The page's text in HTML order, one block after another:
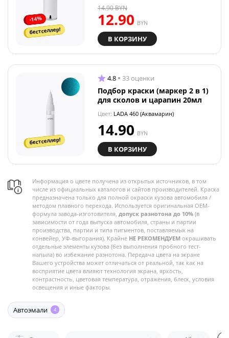
-14%
бестселлер!
12.90 BYN
14.90BYN
В КОРЗИНУ
бестселлер!
4.8 33 оценки
Подбор краски (маркер 2 в 1)
для сколов и царапин 20мл
Цвет: LADA 460 (Аквамарин)
14.90 BYN
В КОРЗИНУ
Информация о цвете получена из открытых источников, в том
числе из официальных каталогов и сайтов производителей. Краска
предназначена только для полной окраски кузова автомобиля /
методом плавного перехода. Используется оригинальная OEM-
формула завода-изготовителя, допуск разнотона до 10% (в
зависимости от года выпуска автомобиля, страны и партии
производства, партии и типа пигментов, поставляемых на
конвейер, УФ-выгорания). Крайне НЕ РЕКОМЕНДУЕМ окрашивать
отдельные элементы кузова (без выполнения пробного тест-
напыла) во избежание разнотона. Передача цвета на экране
Вашего устройства может отличаться от реальной, так как на
восприятие цвета влияют технология экрана, яркость,
контрастность, цветовая температура, отражения, блеск, условия
освещения и иные факторы.
Автоэмали 4